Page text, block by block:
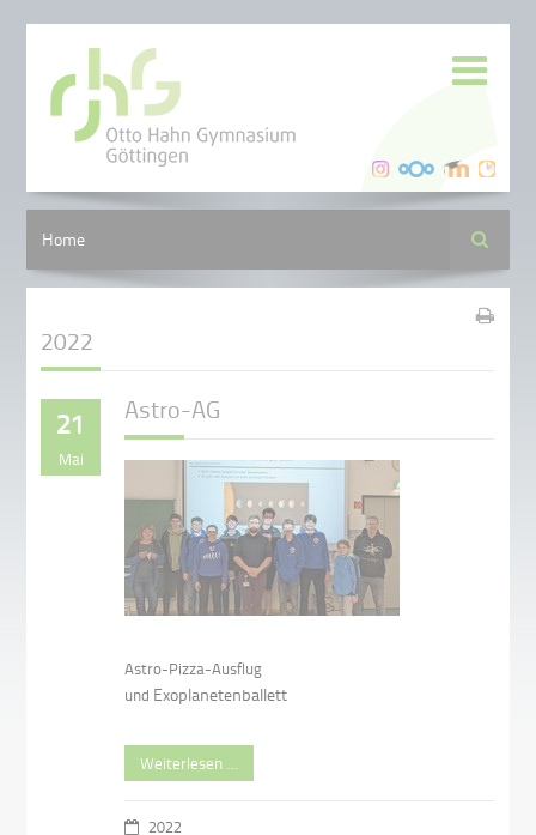
Home Suche
2022
21
Mai
Astro-AG
Astro-Pizza-Ausflug
und Exoplanetenballett
Weiterlesen …
2022